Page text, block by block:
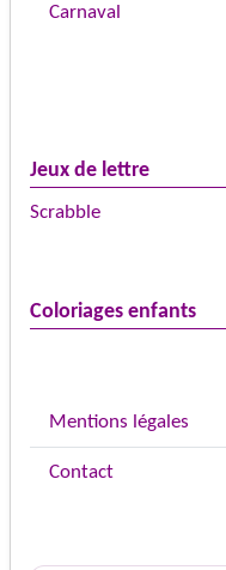
Carnaval
Jeux de lettre
Scrabble
Coloriages enfants
Mentions légales
Contact